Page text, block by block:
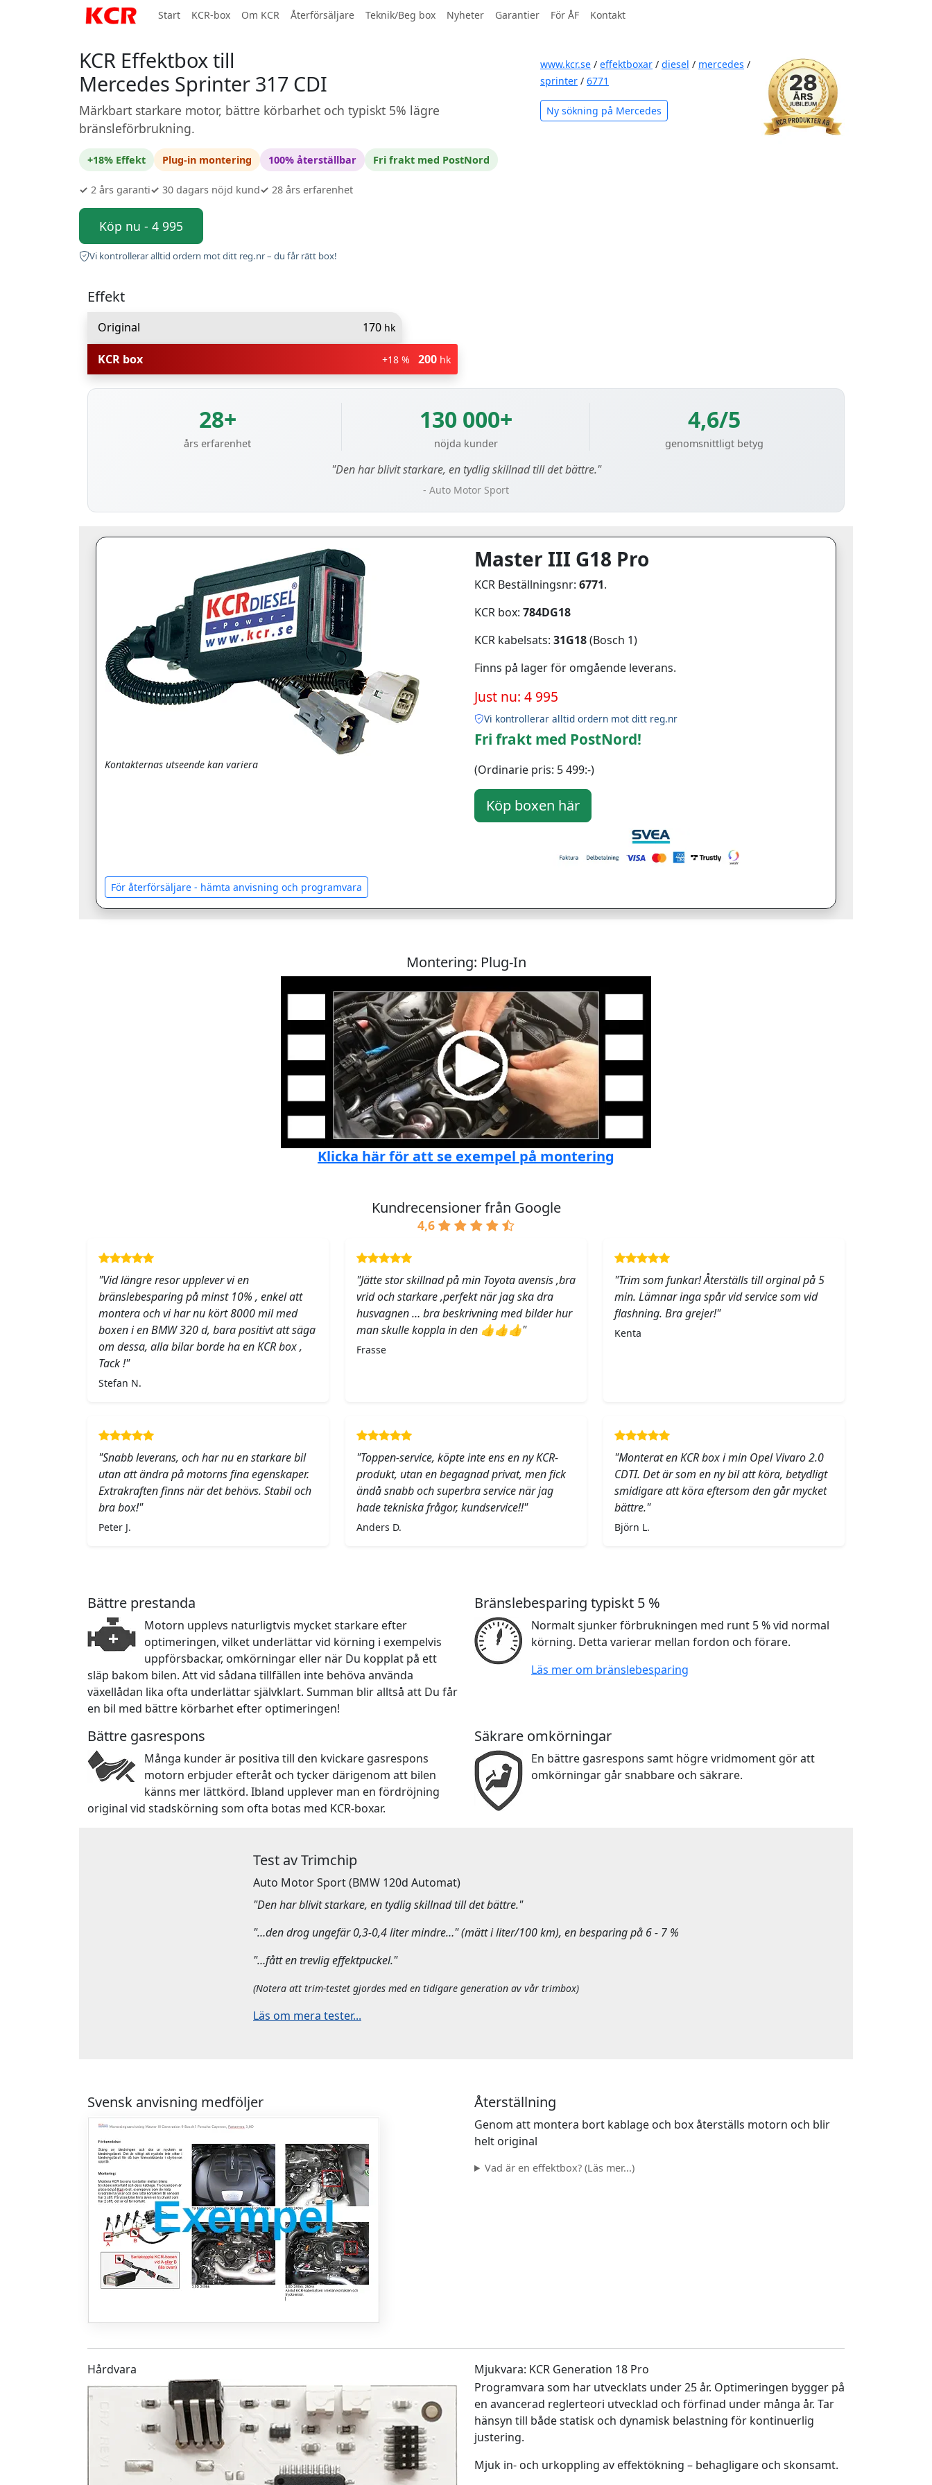
Start KCR-box Om KCR Återförsäljare Teknik/Beg box Nyheter Garantier För ÅF Kontakt
KCR Effektbox till
Mercedes Sprinter 317 CDI
Märkbart starkare motor, bättre körbarhet och typiskt 5% lägre
bränsleförbrukning.
+18% Effekt Plug-in montering 100% återställbar Fri frakt med PostNord
✓ 2 års garanti✓ 30 dagars nöjd kund✓ 28 års erfarenhet
Köp nu - 4 995
Vi kontrollerar alltid ordern mot ditt reg.nr – du får rätt box!
www.kcr.se / effektboxar / diesel / mercedes /
sprinter / 6771
Ny sökning på Mercedes
Effekt
Original 170 hk
KCR box +18 % 200 hk
28+
års erfarenhet
130 000+
nöjda kunder
4,6/5
genomsnittligt betyg
"Den har blivit starkare, en tydlig skillnad till det bättre."
- Auto Motor Sport
Kontakternas utseende kan variera
Master III G18 Pro
KCR Beställningsnr: 6771.
KCR box: 784DG18
KCR kabelsats: 31G18(Bosch 1)
Finns på lager för omgående leverans.
Just nu: 4 995
Vi kontrollerar alltid ordern mot ditt reg.nr
Fri frakt med PostNord!
(Ordinarie pris: 5 499:-)
För återförsäljare - hämta anvisning och programvara
Montering: Plug-In
Klicka här för att se exempel på montering
Kundrecensioner från Google
4,6
"Vid längre resor upplever vi en
bränslebesparing på minst 10% , enkel att
montera och vi har nu kört 8000 mil med
boxen i en BMW 320 d, bara positivt att säga
om dessa, alla bilar borde ha en KCR box ,
Tack !"
Stefan N.
"Jätte stor skillnad på min Toyota avensis ,bra
vrid och starkare ,perfekt när jag ska dra
husvagnen … bra beskrivning med bilder hur
man skulle koppla in den 👍👍👍"
Frasse
"Trim som funkar! Återställs till orginal på 5
min. Lämnar inga spår vid service som vid
flashning. Bra grejer!"
Kenta
"Snabb leverans, och har nu en starkare bil
utan att ändra på motorns fina egenskaper.
Extrakraften finns när det behövs. Stabil och
bra box!"
Peter J.
"Toppen-service, köpte inte ens en ny KCR-
produkt, utan en begagnad privat, men fick
ändå snabb och superbra service när jag
hade tekniska frågor, kundservice!!"
Anders D.
"Monterat en KCR box i min Opel Vivaro 2.0
CDTI. Det är som en ny bil att köra, betydligt
smidigare att köra eftersom den går mycket
bättre."
Björn L.
Bättre prestanda
Motorn upplevs naturligtvis mycket starkare efter
optimeringen, vilket underlättar vid körning i exempelvis
uppförsbackar, omkörningar eller när Du kopplat på ett
släp bakom bilen. Att vid sådana tillfällen inte behöva använda
växellådan lika ofta underlättar självklart. Summan blir alltså att Du får
en bil med bättre körbarhet efter optimeringen!
Bränslebesparing typiskt 5 %
Normalt sjunker förbrukningen med runt 5 % vid normal
körning. Detta varierar mellan fordon och förare.
Läs mer om bränslebesparing
Bättre gasrespons
Många kunder är positiva till den kvickare gasrespons
motorn erbjuder efteråt och tycker därigenom att bilen
känns mer lättkörd. Ibland upplever man en fördröjning
original vid stadskörning som ofta botas med KCR-boxar.
Säkrare omkörningar
En bättre gasrespons samt högre vridmoment gör att
omkörningar går snabbare och säkrare.
Test av Trimchip
Auto Motor Sport(BMW 120d Automat)
"Den har blivit starkare, en tydlig skillnad till det bättre."
"…den drog ungefär 0,3-0,4 liter mindre…" (mätt i liter/100 km), en besparing på 6 - 7 %
"…fått en trevlig effektpuckel."
(Notera att trim-testet gjordes med en tidigare generation av vår trimbox)
Läs om mera tester...
Svensk anvisning medföljer Återställning
Genom att montera bort kablage och box återställs motorn och blir
helt original
Vad är en effektbox? (Läs mer...)
Hårdvara
Mjukvara: KCR Generation 18 Pro
Programvara som har utvecklats under 25 år. Optimeringen bygger på
en avancerad reglerteori utvecklad och förfinad under många år. Tar
hänsyn till både statisk och dynamisk belastning för kontinuerlig
justering.
Mjuk in- och urkoppling av effektökning – behagligare och skonsamt.